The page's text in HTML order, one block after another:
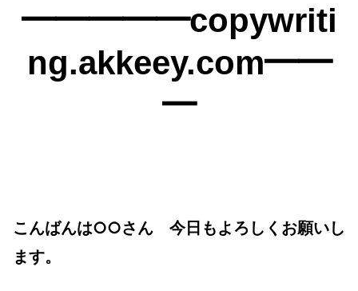
━━━━━copywriti
ng.akkeey.com━━
━
こんばんは○○さん 今日もよろしくお願いし
ます。